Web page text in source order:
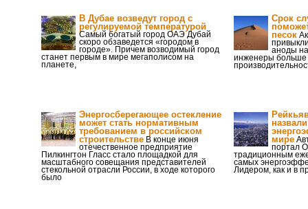
В Дубае возведут город с
регулируемой температурой
Самый богатый город ОАЭ Дубай
скоро обзаведется «городом в
городе». Причем возводимый город
станет первым в мире мегаполисом на
планете,
Срок
песок
аноды
инженеры больше
Энергосберегающее остекление
может стать нормативным
требованием в российском
строительстве В конце июня
отечественное предприятие
Пилкингтон Гласс стало площадкой для
масштабного совещания представителей
стекольной отрасли России, в ходе которого
было
мире
портал
традиционным
самых
Лидером, как и в